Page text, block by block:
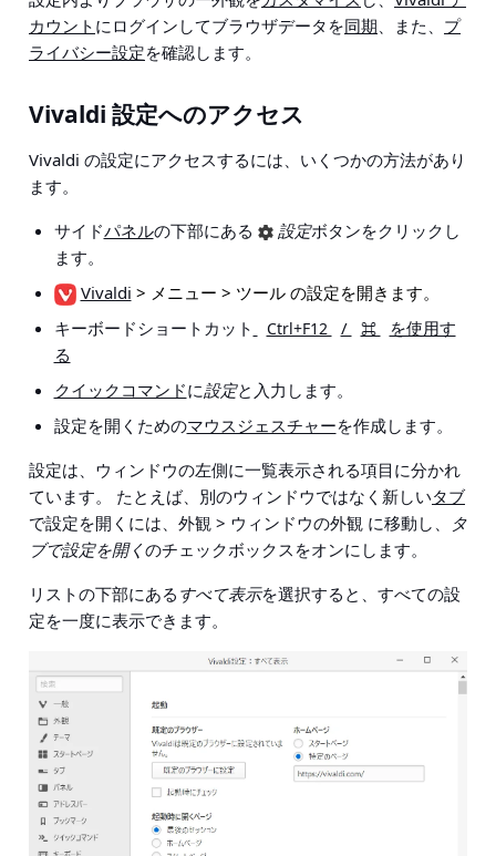
カウント にログインしてブラウザデータを同期、また、 プ
ライバシー設定を確認します。
Vivaldi 設定へのアクセス
Vivaldi の設定にアクセスするには、いくつかの方法があり
ます。
サイドパネルの下部にある 設定ボタンをクリックし
ます。
Vivaldi > メニュー > ツール の設定を開きます。
キーボードショートカット
Ctrl+F12 / ⌘
を使用す
る
クイックコマンドに設定と入力します。
設定を開くためのマウスジェスチャーを作成します。
設定は、ウィンドウの左側に一覧表示される項目に分かれ
ています。 たとえば、別のウィンドウではなく新しいタブ
で設定を開くには、 外観 > ウィンドウの外観 に移動し、
タ
ブで設定を開くのチェックボックスをオンにします。
リストの下部にある すべて表示を選択すると、すべての設
定を一度に表示できます。